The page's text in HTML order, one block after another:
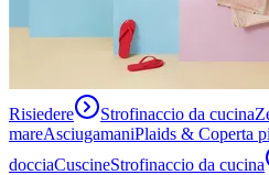
Risiedere Strofinaccio da cucina
mareAsciugamaniPlaids & Coperta
docciaCuscineStrofinaccio da cucina